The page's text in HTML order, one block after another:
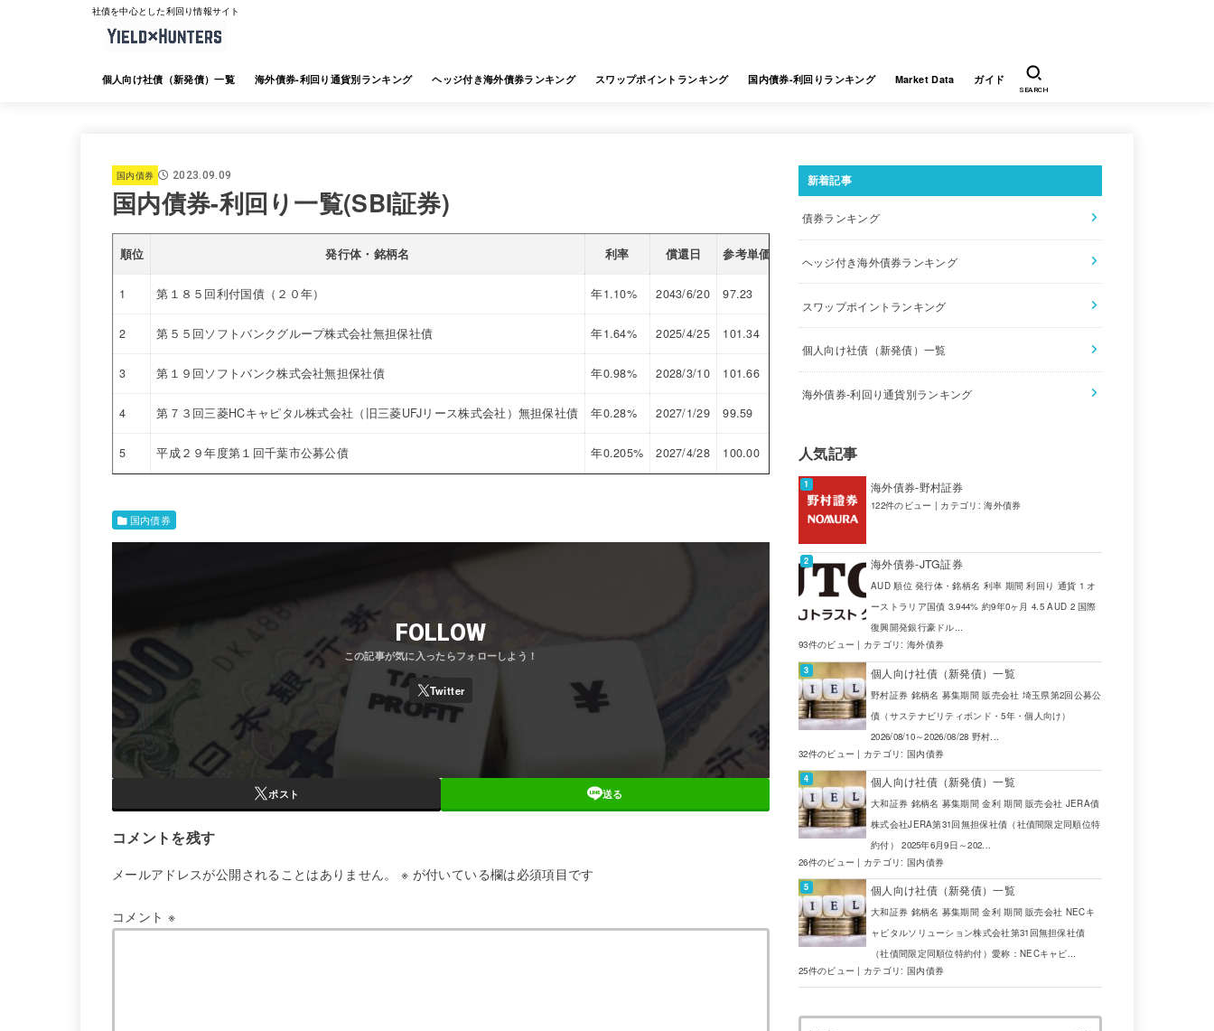
社債を中心とした利回り情報サイト
個人向け社債（新発債）一覧 海外債券-利回り通貨別ランキング ヘッジ付き海外債券ランキング スワップポイントランキング 国内債券-利回りランキング Market Data ガイド
SEARCH
国内債券 2023.09.09
国内債券-利回り一覧(SBI証券)
順位 発行体・銘柄名 利率 償還日 参考単価
1 第１８５回利付国債（２０年） 年1.10% 2043/6/20 97.23
2 第５５回ソフトバンクグループ株式会社無担保社債 年1.64% 2025/4/25 101.34 0.801
3 第１９回ソフトバンク株式会社無担保社債 年0.98% 2028/3/10 101.66 0.600
4 第７３回三菱HCキャピタル株式会社（旧三菱UFJリース株式会社）無担保社債 年0.28% 2027/1/29 99.59
5 平成２９年度第１回千葉市公募公債 年0.205% 2027/4/28 100.00 0.205
国内債券
FOLLOW
ポスト 送る
コメントを残す
メールアドレスが公開されることはありません。 ※ が付いている欄は必須項目です
コメント ※
新着記事
債券ランキング
ヘッジ付き海外債券ランキング
スワップポイントランキング
個人向け社債（新発債）一覧
海外債券-利回り通貨別ランキング
人気記事
海外債券-野村証券
122件のビュー | カテゴリ:海外債券
海外債券-JTG証券
AUD 順位 発行体・銘柄名 利率 期間 利回り 通貨 1 オ
ーストラリア国債 3.944% 約9年0ヶ月 4.5 AUD 2 国際
復興開発銀行豪ドル...
93件のビュー | カテゴリ: 海外債券
個人向け社債（新発債）一覧
野村証券 銘柄名 募集期間 販売会社 埼玉県第2回公募公
債（サステナビリティボンド・5年・個人向け）
2026/08/10～2026/08/28 野村...
32件のビュー | カテゴリ: 国内債券
個人向け社債（新発債）一覧
大和証券 銘柄名 募集期間 金利 期間 販売会社 JERA債
株式会社JERA第31回無担保社債（社債間限定同順位特
約付） 2025年6月9日～202...
26件のビュー | カテゴリ: 国内債券
個人向け社債（新発債）一覧
大和証券 銘柄名 募集期間 金利 期間 販売会社 NECキ
ャピタルソリューション株式会社第31回無担保社債
（社債間限定同順位特約付）愛称：NECキャピ...
25件のビュー | カテゴリ: 国内債券